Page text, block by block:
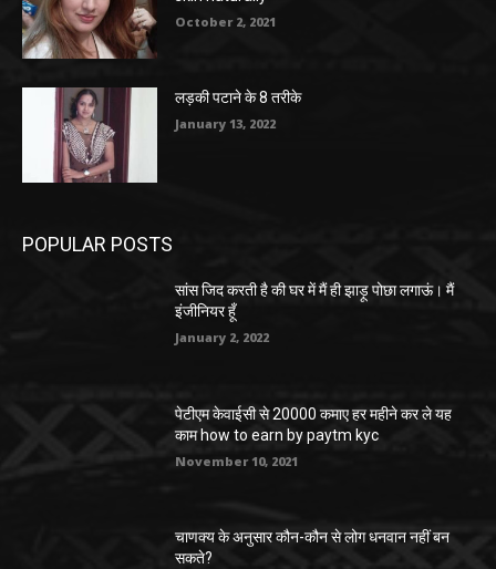
October 2, 2021
लड़की पटाने के 8 तरीके
January 13, 2022
POPULAR POSTS
सांस जिद करती है की घर में मैं ही झाड़ू पोछा लगाऊं। मैं
इंजीनियर हूँ
January 2, 2022
पेटीएम केवाईसी से 20000 कमाए हर महीने कर ले यह
काम how to earn by paytm kyc
November 10, 2021
चाणक्य के अनुसार कौन-कौन से लोग धनवान नहीं बन
सकते?